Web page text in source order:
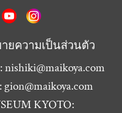
ยความเป็นส่วนตัว
nishiki@maikoya.com
gion@maikoya.com
KYOTO: